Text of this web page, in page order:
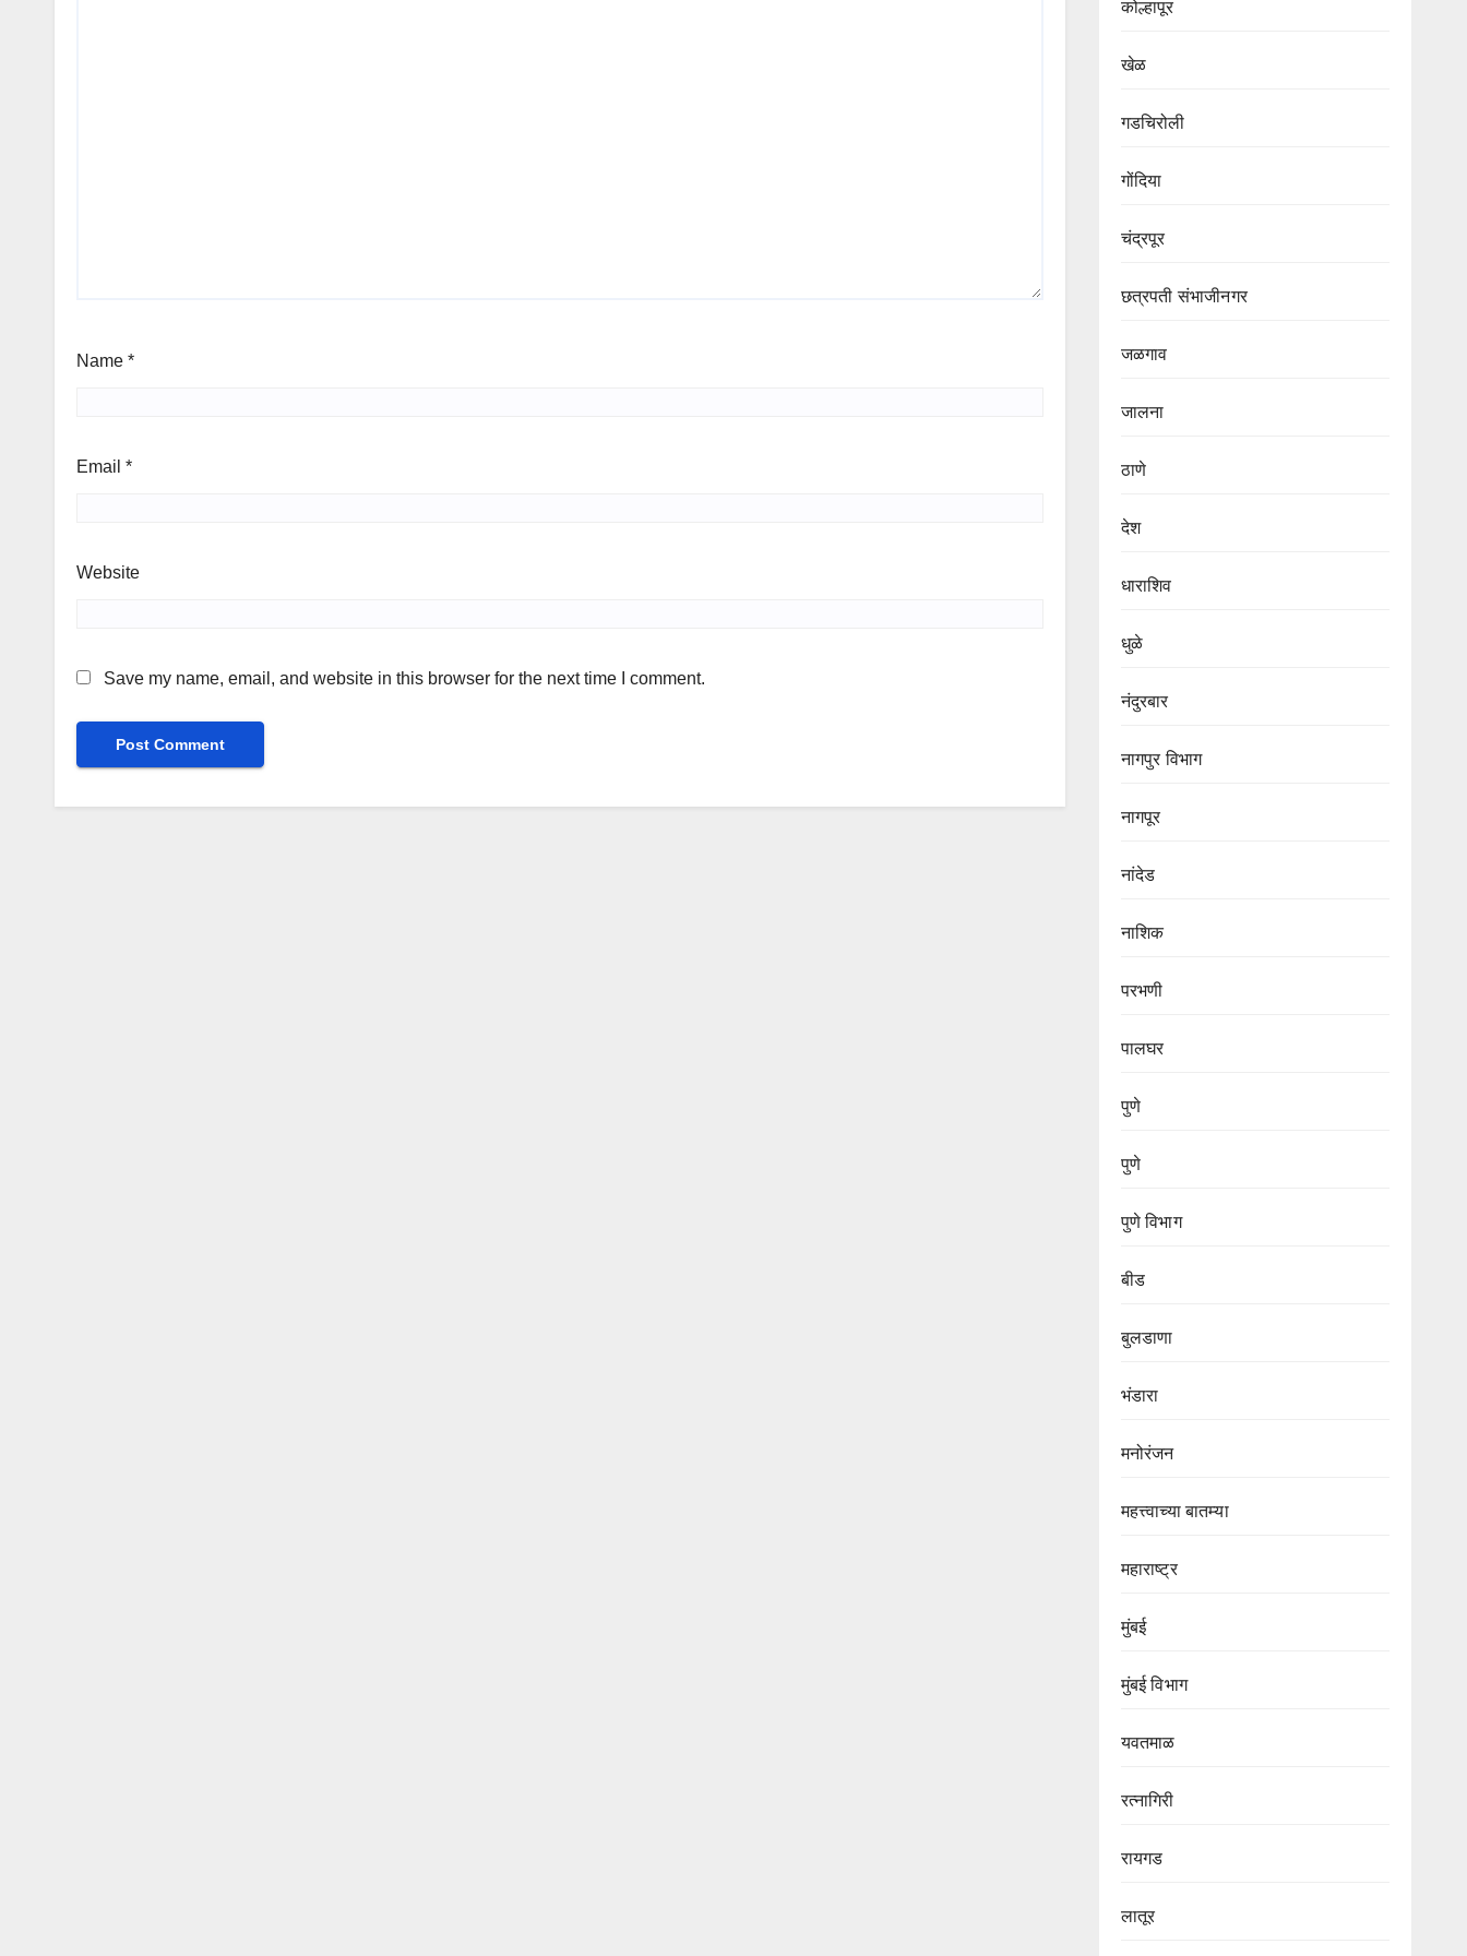
Name *
Email *
Website
Save my name, email, and website in this browser for the next time I comment.
कोल्हापूर
खेळ
गडचिरोली
गोंदिया
चंद्रपूर
छत्रपती संभाजीनगर
जळगाव
जालना
ठाणे
देश
धाराशिव
धुळे
नंदुरबार
नागपुर‌ विभाग‌
नागपूर
नांदेड
नाशिक
परभणी
पालघर
पुणे
पुणे
पुणे विभाग‌
बीड
बुलडाणा
भंडारा
मनोरंजन
महत्त्वाच्या बातम्या
महाराष्ट्र
मुंबई
मुंबई विभाग‌
यवतमाळ
रत्नागिरी
रायगड
लातूर